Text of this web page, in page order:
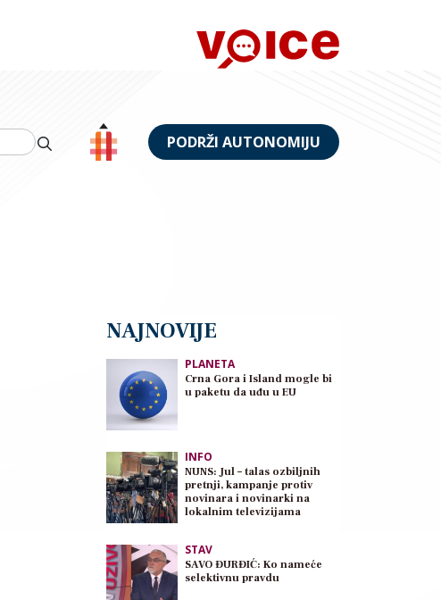
PODRŽI AUTONOMIJU
NAJNOVIJE
PLANETA
Crna Gora i Island mogle bi
u paketu da uđu u EU
INFO
NUNS: Jul – talas ozbiljnih
pretnji, kampanje protiv
novinara i novinarki na
lokalnim televizijama
STAV
SAVO ĐURĐIĆ: Ko nameće
selektivnu pravdu